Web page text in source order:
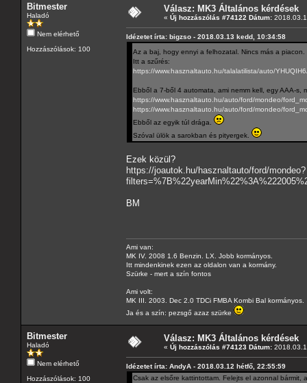
Bitmester
Haladó
Nem elérhető
Hozzászólások: 100
Válasz: MK3 Általános kérdések
« Új hozzászólás #74122 Dátum:
Idézetet írta: bigzso - 2018.03.13 kedd, 10:34:58
Az a baj, hogy ennyi a felhozatal. Nincs más a piacon.
Itt a szűrés:
https://www.hasznaltauto.hu/talalatilista/auto/
Ebből a 7-ből 4 automata, ami nemm kell, egy AAA-s,
https://www.hasznaltauto.hu/auto/ford/mondeo/
https://www.hasznaltauto.hu/auto/ford/mondeo/
Ebből az egyik túl drága.
Szóval ülök a sarokban és pityergek.
Ezek közül?
https://joautok.hu/hasznaltauto/ford/mondeo?
BM
Ami van:
MK IV. 2008 1.6 Benzin. LX. Jobb kormányos.
Itt mindenkinek ezen az oldalon van a kormány.
Szürke - mert a szín fontos
Ami volt:
MK III. 2003. Dec 2.0 TDCi FMBA Kombi Bal kormányos.
Ja és a szín: pezsgő azaz szürke
Bitmester
Haladó
Nem elérhető
Hozzászólások: 100
Válasz: MK3 Általános kérdések
« Új hozzászólás #74123 Dátum:
Idézetet írta: AndyA - 2018.03.12 hétfő, 22:55:59
Csak az elsőre kattintottam. Felejts el azonnal bármit,